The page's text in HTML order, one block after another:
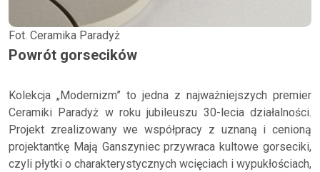
Fot. Ceramika Paradyż
Powrót gorsecików
Kolekcja „Modernizm” to jedna z najważniejszych premier
Ceramiki Paradyż w roku jubileuszu 30-lecia działalności.
Projekt zrealizowany we współpracy z uznaną i cenioną
projektantkę Mają Ganszyniec przywraca kultowe gorseciki,
czyli płytki o charakterystycznych wcięciach i wypukłościach,